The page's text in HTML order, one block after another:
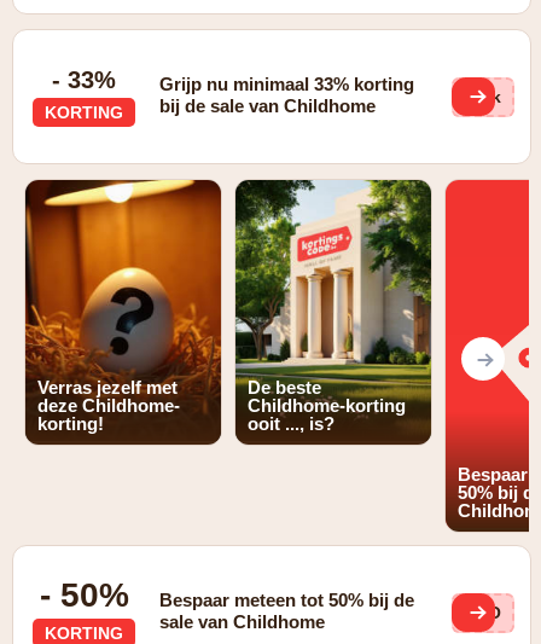
- 33%
KORTING
Grijp nu minimaal 33% korting
bij de sale van Childhome
Lqk
Verras jezelf met
deze Childhome-
korting!
De beste
Childhome-korting
ooit ..., is?
Bespaar
50% bij
- 50%
KORTING
Bespaar meteen tot 50% bij de
sale van Childhome
bOO